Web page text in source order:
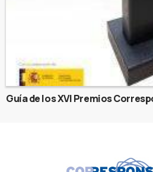
Guía de los XVI Premios